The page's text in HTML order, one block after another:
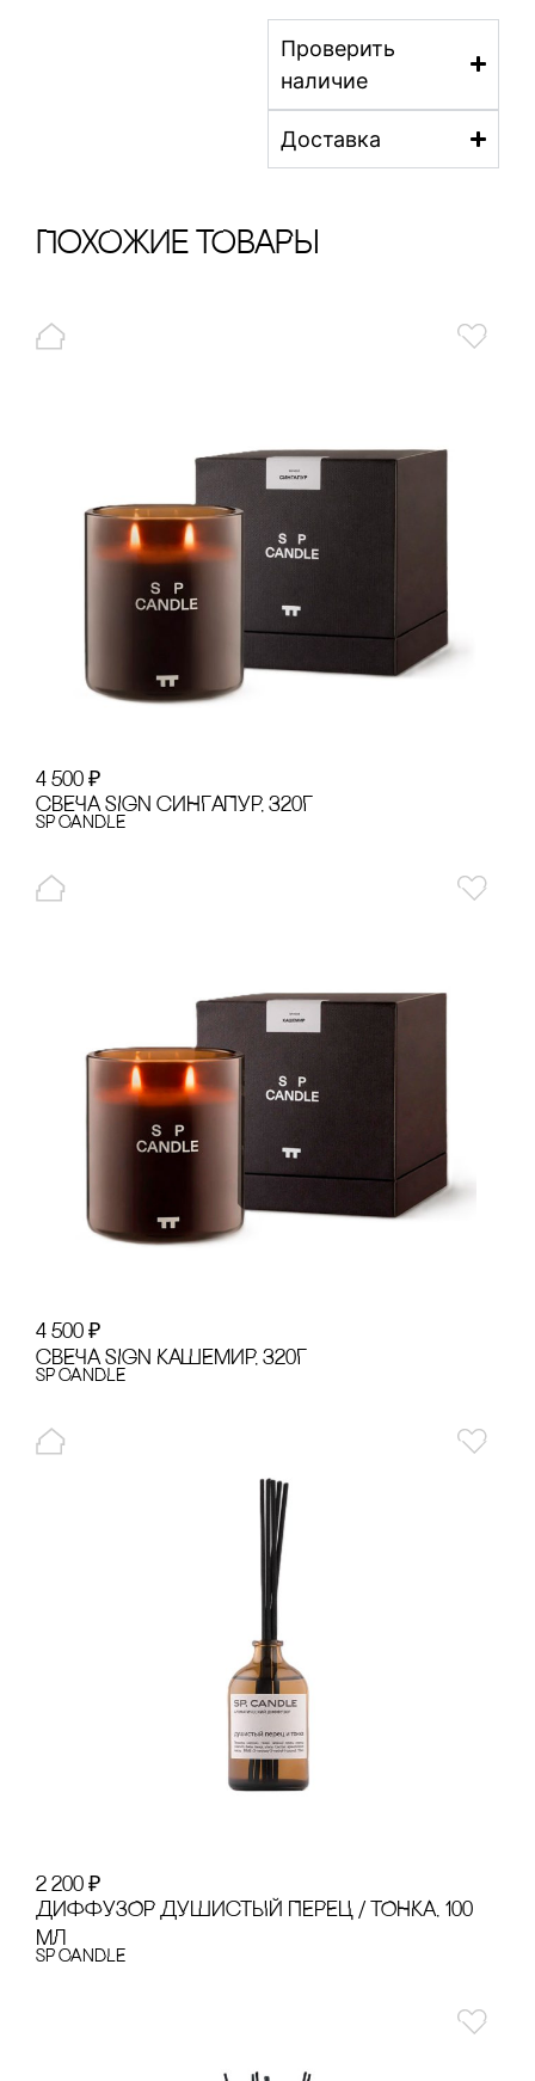
Проверить
наличие
Доставка
ПохОжИе тОваРы
4 500 ₽
сВЕЧА SIGN сИНГАПУР, 320Г
SP CANDLE
4 500 ₽
сВЕЧА SIGN КАШЕМИР, 320Г
SP CANDLE
2 200 ₽
ДИФФУЗОР ДУШИсТЫЙ ПЕРЕЦ / ТОНКА, 100
МЛ
SP CANDLE